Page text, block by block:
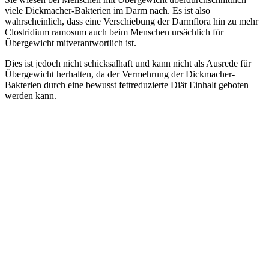
viele Dickmacher-Bakterien im Darm nach. Es ist also
wahrscheinlich, dass eine Verschiebung der Darmflora hin zu mehr
Clostridium ramosum auch beim Menschen ursächlich für
Übergewicht mitverantwortlich ist.
Dies ist jedoch nicht schicksalhaft und kann nicht als Ausrede für
Übergewicht herhalten, da der Vermehrung der Dickmacher-
Bakterien durch eine bewusst fettreduzierte Diät Einhalt geboten
werden kann.